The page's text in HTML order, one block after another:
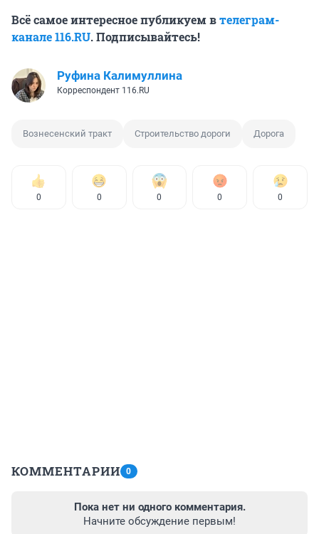
Всё самое интересное публикуем втелеграм-
канале 116.RU. Подписывайтесь!
Руфина Калимуллина
Корреспондент 116.RU
Вознесенский тракт Строительство дороги Дорога
0 0 0 0 0
КОММЕНТАРИИ 0
Пока нет ни одного комментария.
Начните обсуждение первым!